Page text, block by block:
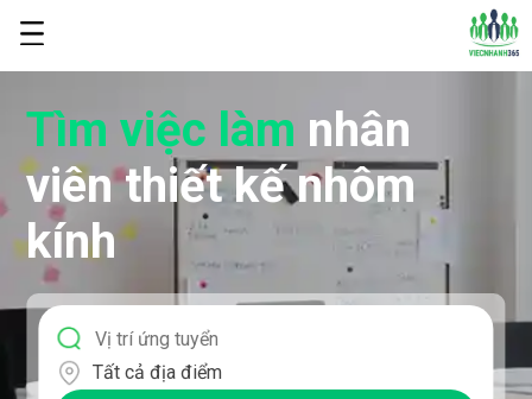
Tìm việc làm nhân
viên thiết kế nhôm
kính
Tất cả địa điểm